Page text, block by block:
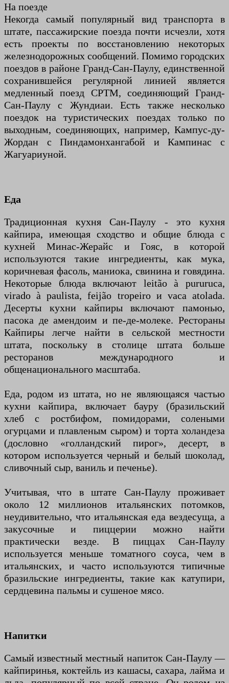
На поезде
Некогда самый популярный вид транспорта в
штате, пассажирские поезда почти исчезли, хотя
есть проекты по восстановлению некоторых
железнодорожных сообщений. Помимо городских
поездов в районе Гранд-Сан-Паулу, единственной
сохранившейся регулярной линией является
медленный поезд CPTM, соединяющий Гранд-
Сан-Паулу с Жундиаи. Есть также несколько
поездок на туристических поездах только по
выходным, соединяющих, например, Кампус-ду-
Жордан с Пиндамонхангабой и Кампинас с
Жагуариуной.
Еда
Традиционная кухня Сан-Паулу - это кухня
кайпира, имеющая сходство и общие блюда с
кухней Минас-Жерайс и Гояс, в которой
используются такие ингредиенты, как мука,
коричневая фасоль, маниока, свинина и говядина.
Некоторые блюда включают leitão à pururuca,
virado à paulista, feijão tropeiro и vaca atolada.
Десерты кухни кайпиры включают памонью,
пасока де амендоим и пе-де-молеке. Рестораны
Кайпиры легче найти в сельской местности
штата, поскольку в столице штата больше
ресторанов международного и
общенационального масштаба.
Еда, родом из штата, но не являющаяся частью
кухни кайпира, включает бауру (бразильский
хлеб с ростбифом, помидорами, солеными
огурцами и плавленым сыром) и торта холандеза
(дословно «голландский пирог», десерт, в
котором используется черный и белый шоколад,
сливочный сыр, ваниль и печенье).
Учитывая, что в штате Сан-Паулу проживает
около 12 миллионов итальянских потомков,
неудивительно, что итальянская еда вездесуща, а
закусочные и пиццерии можно найти
практически везде. В пиццах Сан-Паулу
используется меньше томатного соуса, чем в
итальянских, и часто используются типичные
бразильские ингредиенты, такие как катупири,
сердцевина пальмы и сушеное мясо.
Напитки
Самый известный местный напиток Сан-Паулу —
кайпиринья, коктейль из кашасы, сахара, лайма и